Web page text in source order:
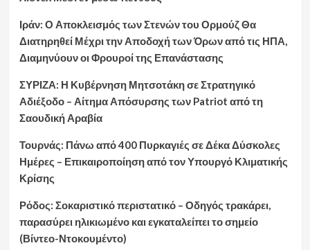
Ιράν: Ο Αποκλεισμός των Στενών του Ορμούζ Θα
Διατηρηθεί Μέχρι την Αποδοχή των Όρων από τις ΗΠΑ,
Διαμηνύουν οι Φρουροί της Επανάστασης
ΣΥΡΙΖΑ: Η Κυβέρνηση Μητσοτάκη σε Στρατηγικό
Αδιέξοδο – Αίτημα Απόσυρσης των Patriot από τη
Σαουδική Αραβία
Τουρνάς: Πάνω από 400 Πυρκαγιές σε Δέκα Δύσκολες
Ημέρες – Επικαιροποίηση από τον Υπουργό Κλιματικής
Κρίσης
Ρόδος: Σοκαριστικό περιστατικό – Οδηγός τρακάρει,
παρασύρει ηλικιωμένο και εγκαταλείπει το σημείο
(Βίντεο-Ντοκουμέντο)